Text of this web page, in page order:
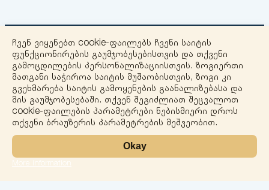
+
−
ჩვენ ვიყენებთ cookie-ფაილებს ჩვენი საიტის
ფუნქციონირების გაუმჯობესებისთვის და თქვენი
გამოცდილების პერსონალიზაციისთვის. ზოგიერთი
მათგანი საჭიროა საიტის მუშაობისთვის, ზოგი კი
გვეხმარება საიტის გამოყენების გაანალიზებასა და
მის გაუმჯობესებაში. თქვენ შეგიძლიათ შეცვალოთ
cookie-ფაილების პარამეტრები ნებისმიერი დროს
თქვენი ბრაუზერის პარამეტრების მეშვეობით.
Okay
More information